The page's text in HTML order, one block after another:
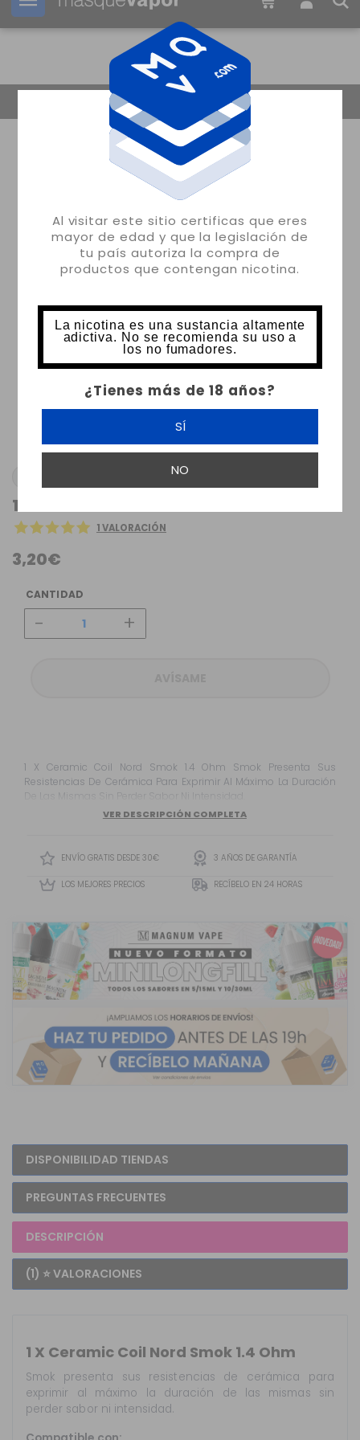
Al visitar este sitio certificas que eres
mayor de edad y que la legislación de
tu país autoriza la compra de
productos que contengan nicotina.
La nicotina es una sustancia altamente
adictiva. No se recomienda su uso a
los no fumadores.
¿Tienes más de 18 años?
SÍ
NO
Tu pedido puede ser enviado en 19m:
1 VALORACIÓN
3,20€
CANTIDAD
- +
1 X Ceramic Coil Nord Smok 1.4 Ohm Smok Presenta Sus
Resistencias De Cerámica Para Exprimir Al Máximo La Duración
De Las Mismas Sin Perder Sabor Ni Intensidad.
VER DESCRIPCIÓN COMPLETA
ENVÍO GRATIS DESDE 30€ 3 AÑOS DE GARANTÍA
LOS MEJORES PRECIOS RECÍBELO EN 24 HORAS
DISPONIBILIDAD TIENDAS
PREGUNTAS FRECUENTES
DESCRIPCIÓN
(1) ⭐ VALORACIONES
1 X Ceramic Coil Nord Smok 1.4 Ohm
Smok presenta sus resistencias de cerámica para
exprimir al máximo la duración de las mismas sin
perder sabor ni intensidad.